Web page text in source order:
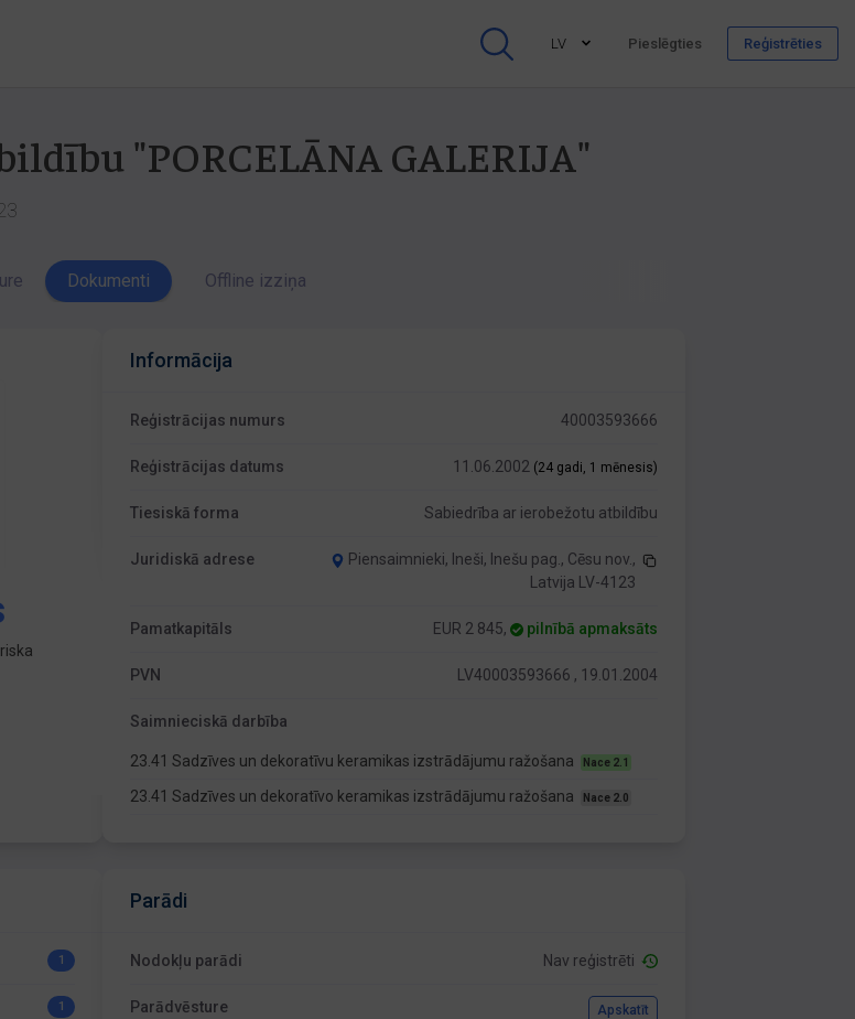
LV Pieslēgties Reģistrēties
"PORCELĀNA GALERIJA"
Dokumenti Offline izziņa
Informācija
Reģistrācijas numurs 40003593666
Reģistrācijas datums 11.06.2002 (24 gadi, 1 mēnesis)
Tiesiskā forma Sabiedrība ar ierobežotu atbildību
Juridiskā adrese
Piensaimnieki, Ineši, Inešu pag., Cēsu nov.,
Latvija LV-4123
Pamatkapitāls EUR 2 845, pilnībā apmaksāts
PVN LV40003593666 , 19.01.2004
Saimnieciskā darbība
23.41 Sadzīves un dekoratīvu keramikas izstrādājumu ražošana Nace 2.1
23.41 Sadzīves un dekoratīvo keramikas izstrādājumu ražošana Nace 2.0
1
1
Parādi
Nodokļu parādi Nav reģistrēti
Parādvēsture Apskatīt